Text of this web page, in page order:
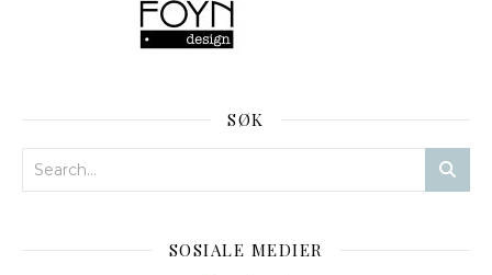
SØK
SOSIALE MEDIER